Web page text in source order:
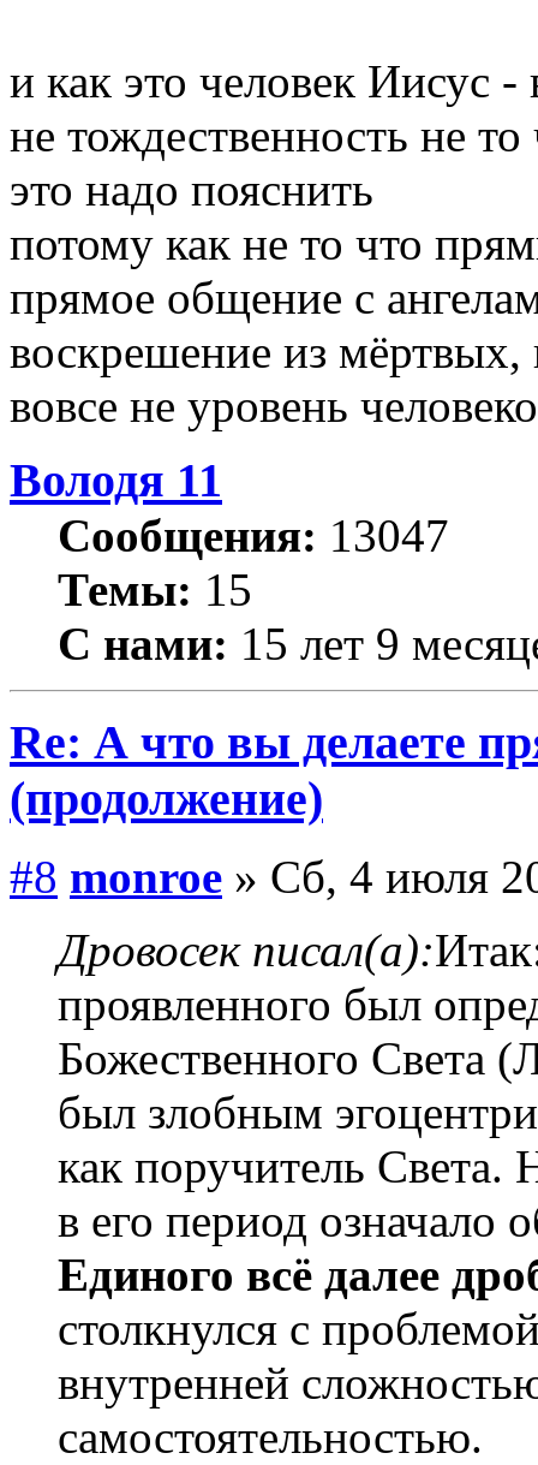
и как это человек Иисус
не тождественность не
это надо пояснить
потому как не то что
прямое общение с
воскрешение из
вовсе не уровень
Володя 11
Сообщения: 13047
Темы: 15
С нами: 15 лет 9
Re: А что вы делаете
(продолжение)
#8 monroe » Сб, 4 июля
Дровосек писал(а):
проявленного был
Божественного Света
был злобным
как поручитель Света.
в его период означало
Единого всё далее
столкнулся с
внутренней
самостоятельностью.